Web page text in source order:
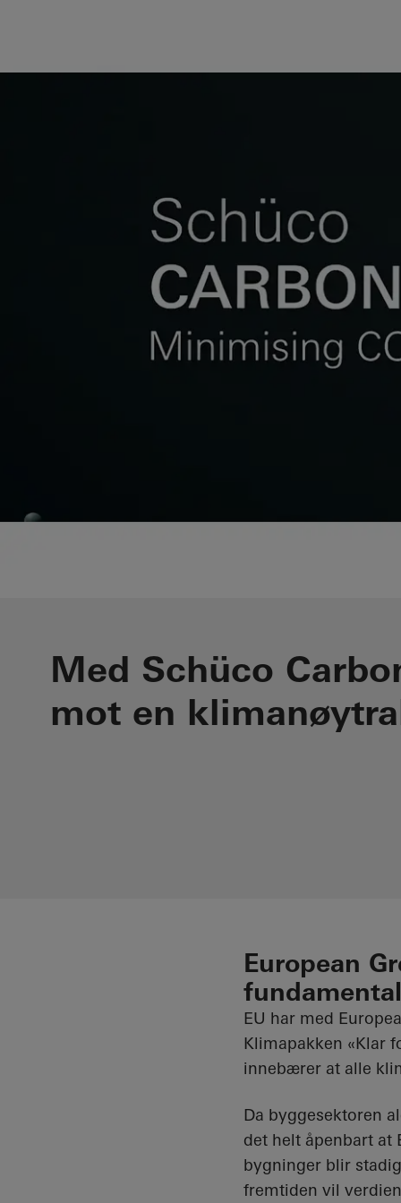
Med Schüco
mot en
European
EU har med
Klimapakken «Klar
innebærer at alle
Da byggesektoren
det helt åpenbart at
bygninger blir
fremtiden vil